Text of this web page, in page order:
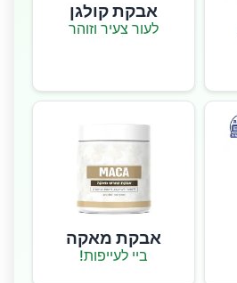
אבקת קולגן
לעור צעיר וזוהר
אבקת מאקה
ביי לעייפות!